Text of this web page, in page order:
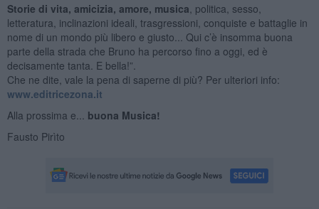
Storie di vita, amicizia, amore, musica , politica, sesso,
letteratura, inclinazioni ideali, trasgressioni, conquiste e battaglie in
nome di un mondo più libero e giusto... Qui c’è insomma buona
parte della strada che Bruno ha percorso fino a oggi, ed è
decisamente tanta. E bella!”.
Che ne dite, vale la pena di saperne di più? Per ulteriori info:
www.editricezona.it
Alla prossima e... buona Musica!
Fausto Pirìto